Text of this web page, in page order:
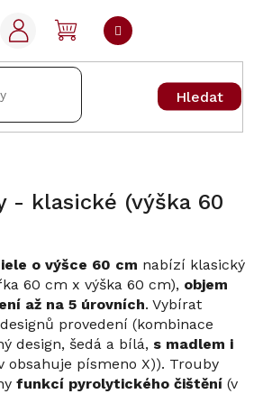
Hledat
NÁKUPNÍ
KOŠÍK
- klasické (výška 60
o výšce 60 cm nabízí klasický
60 cm x výška 60 cm), objem
až na 5 úrovních. Vybírat
provedení (kombinace
design, šedá a bílá, s madlem i
obsahuje písmeno X)). Trouby
funkcí pyrolytického čištění (v